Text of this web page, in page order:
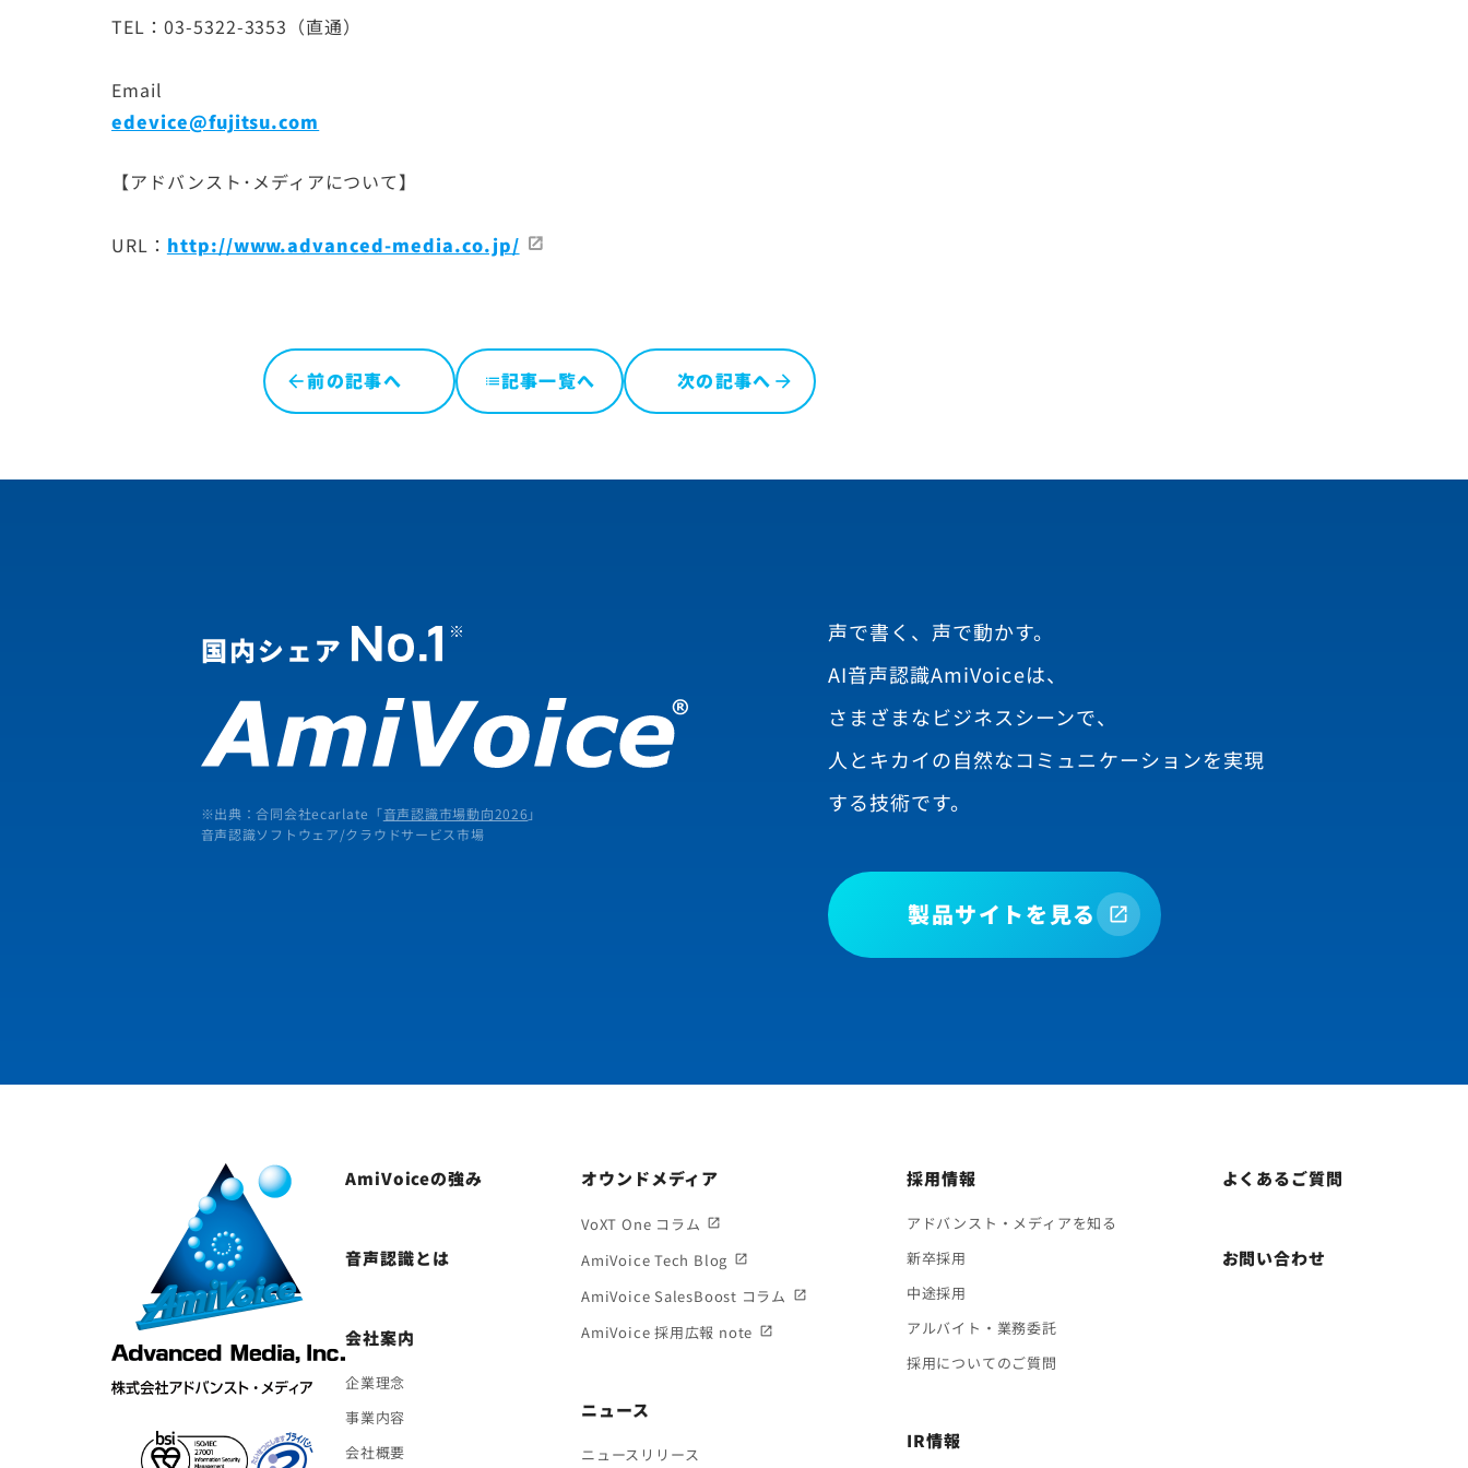
TEL：03-5322-3353（直通）
Email
edevice@fujitsu.com
【アドバンスト･メディアについて】
URL： http://www.advanced-media.co.jp/
前の記事へ list記事一覧へ 次の記事へ
※出典：合同会社ecarlate「音声認識市場動向2026 」
音声認識ソフトウェア/クラウドサービス市場
声で書く、声で動かす。
AI音声認識AmiVoiceは、
さまざまなビジネスシーンで、
人とキカイの自然なコミュニケーションを実現
する技術です。
製品サイトを見る
AmiVoiceの強み
音声認識とは
会社案内
企業理念
事業内容
会社概要
オウンドメディア
VoXT One コラム
AmiVoice Tech Blog
AmiVoice SalesBoost コラム
AmiVoice 採用広報 note
ニュース
ニュースリリース
採用情報
アドバンスト・メディアを知る
新卒採用
中途採用
アルバイト・業務委託
採用についてのご質問
IR情報
よくあるご質問
お問い合わせ